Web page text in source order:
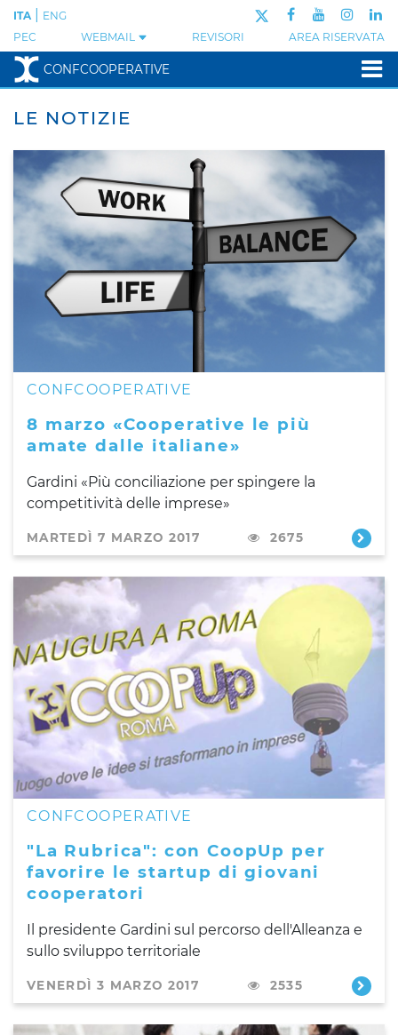
PEC WEBMAIL REVISORI AREA RISERVATA
ITA ENG
CONFCOOPERATIVE
LE NOTIZIE
CONFCOOPERATIVE
8 marzo «Cooperative le più
amate dalle italiane»
Gardini «Più conciliazione per spingere la
competitività delle imprese»
MARTEDÌ 7 MARZO 2017 2675
CONFCOOPERATIVE
"La Rubrica": con CoopUp per
favorire le startup di giovani
cooperatori
Il presidente Gardini sul percorso dell'Alleanza e
sullo sviluppo territoriale
VENERDÌ 3 MARZO 2017 2535